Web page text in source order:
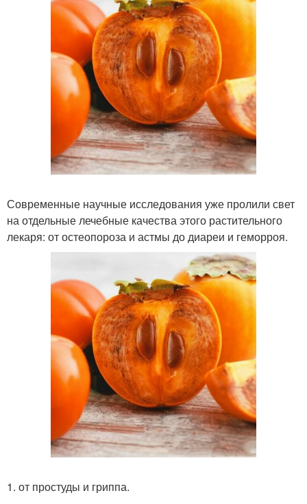
Современные научные исследования уже пролили свет
на отдельные лечебные качества этого растительного
лекаря: от остеопороза и астмы до диареи и геморроя.
1. от простуды и гриппа.